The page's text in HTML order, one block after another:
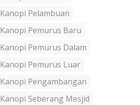
Pelambuan
Pemurus Baru
Pemurus Dalam
Pemurus Luar
Pengambangan
Seberang Mesjid